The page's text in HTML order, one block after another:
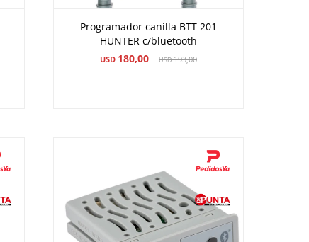
Programador canilla BTT 201
HUNTER c/bluetooth
USD 180,00 USD193,00